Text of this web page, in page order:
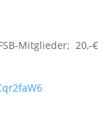
Mitglieder; 20,-€